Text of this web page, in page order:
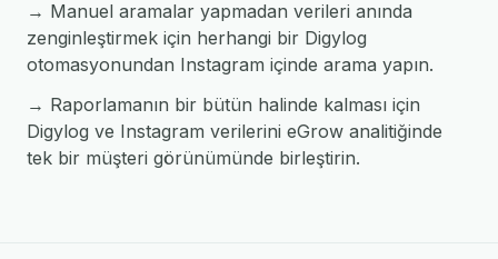
→ Manuel aramalar yapmadan verileri anında
zenginleştirmek için herhangi bir Digylog
otomasyonundan Instagram içinde arama yapın.
→ Raporlamanın bir bütün halinde kalması için
Digylog ve Instagram verilerini eGrow analitiğinde
tek bir müşteri görünümünde birleştirin.